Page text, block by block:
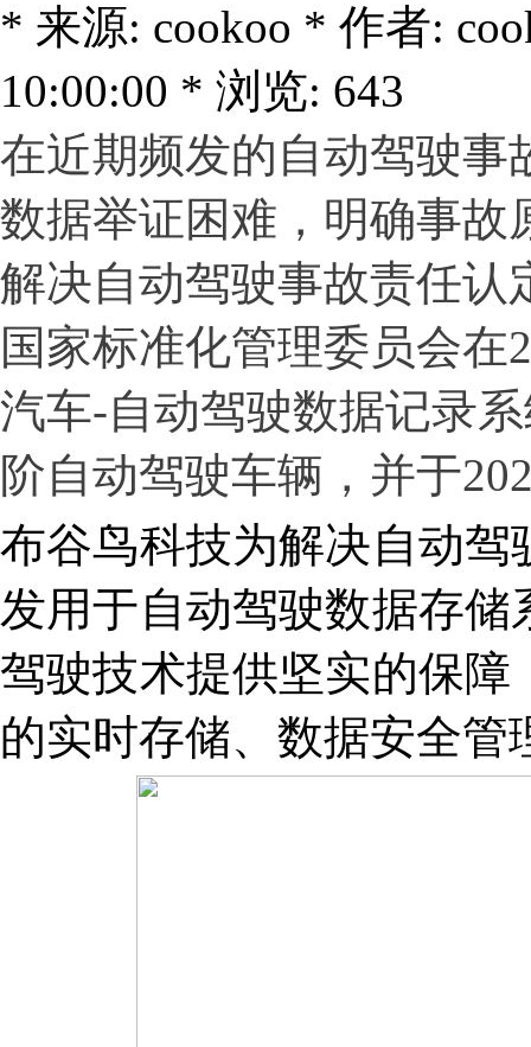
* 来源: cookoo * 作者:
10:00:00 * 浏览: 643
在近期频发的自动驾驶事
数据举证困难，明确事故
解决自动驾驶事故责任认
国家标准化管理委员会在
汽车-自动驾驶数据记录
阶自动驾驶车辆，并于
布谷鸟科技为解决自动
发用于自动驾驶数据存
驾驶技术提供坚实的保
的实时存储、数据安全管